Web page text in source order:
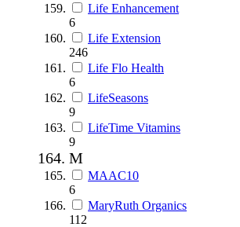
Life Enhancement
6
Life Extension
246
Life Flo Health
6
LifeSeasons
9
LifeTime Vitamins
9
M
MAAC10
6
MaryRuth Organics
112